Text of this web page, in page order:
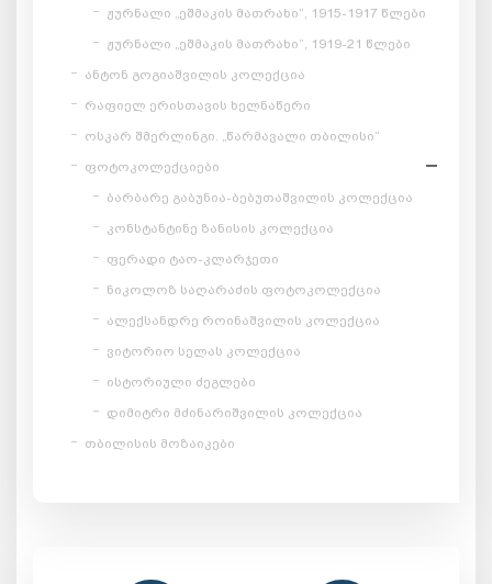
ჟურნალი „ეშმაკის მათრახი“, 1915-1917 წლები
ჟურნალი „ეშმაკის მათრახი“, 1919-21 წლები
ანტონ გოგიაშვილის კოლექცია
რაფიელ ერისთავის ხელნაწერი
ოსკარ შმერლინგი. „წარმავალი თბილისი“
ფოტოკოლექციები
ბარბარე გაბუნია-ბებუთაშვილის კოლექცია
კონსტანტინე ზანისის კოლექცია
ფერადი ტაო-კლარჯეთი
ნიკოლოზ საღარაძის ფოტოკოლექცია
ალექსანდრე როინაშვილის კოლექცია
ვიტორიო სელას კოლექცია
ისტორიული ძეგლები
დიმიტრი მძინარიშვილის კოლექცია
თბილისის მოზაიკები